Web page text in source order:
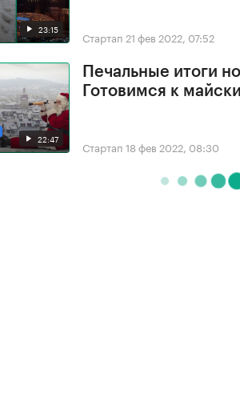
23:15 Стартап 21 фев 2022, 07:52
22:47
Печальные итоги
Готовимся к
Стартап 18 фев 2022, 08:30